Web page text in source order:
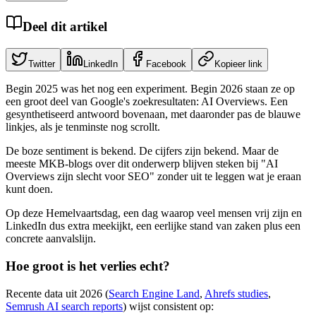
Deel dit artikel
Twitter LinkedIn Facebook Kopieer link
Begin 2025 was het nog een experiment. Begin 2026 staan ze op
een groot deel van Google's zoekresultaten: AI Overviews. Een
gesynthetiseerd antwoord bovenaan, met daaronder pas de blauwe
linkjes, als je tenminste nog scrollt.
De boze sentiment is bekend. De cijfers zijn bekend. Maar de
meeste MKB-blogs over dit onderwerp blijven steken bij "AI
Overviews zijn slecht voor SEO" zonder uit te leggen wat je eraan
kunt doen.
Op deze Hemelvaartsdag, een dag waarop veel mensen vrij zijn en
LinkedIn dus extra meekijkt, een eerlijke stand van zaken plus een
concrete aanvalslijn.
Hoe groot is het verlies echt?
Recente data uit 2026 (Search Engine Land, Ahrefs studies,
Semrush AI search reports) wijst consistent op: